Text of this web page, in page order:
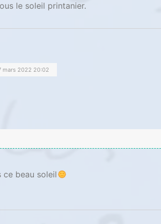
le soleil printanier.
mars 2022 20:02
ce beau soleil